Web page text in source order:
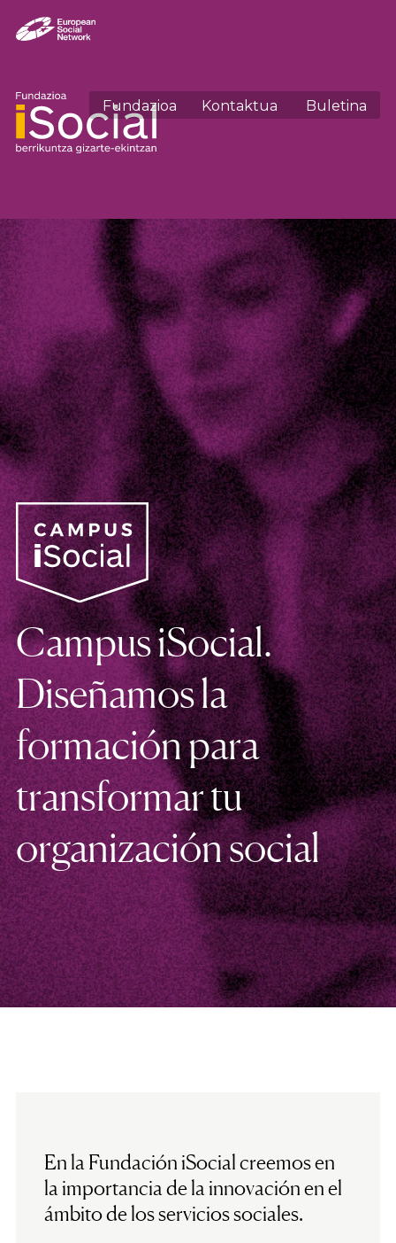
Fundazioa Kontaktua Buletina
Campus iSocial.
Diseñamos la
formación para
transformar tu
organización social
En la Fundación iSocial creemos en
la importancia de la innovación en el
ámbito de los servicios sociales.